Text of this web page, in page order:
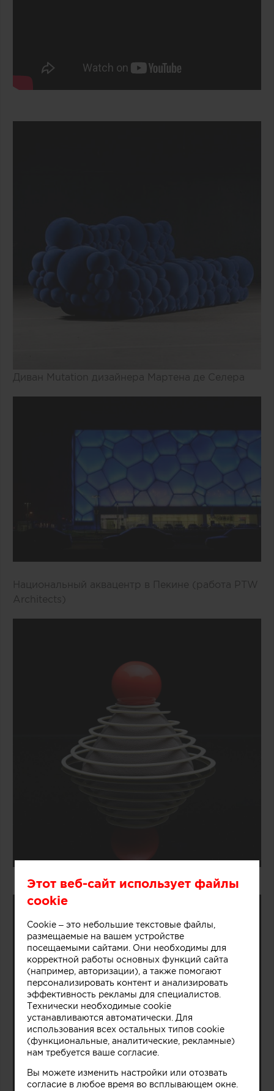
Диван Mutation дизайнера Мартена де Селера
Национальный аквацентр в Пекине (работа PTW
Architects)
Этот веб-сайт использует файлы
cookie
Cookie – это небольшие текстовые файлы,
размещаемые на вашем устройстве
посещаемыми сайтами. Они необходимы для
корректной работы основных функций сайта
(например, авторизации), а также помогают
персонализировать контент и анализировать
эффективность рекламы для специалистов.
Технически необходимые cookie
устанавливаются автоматически. Для
использования всех остальных типов cookie
(функциональные, аналитические, рекламные)
нам требуется ваше согласие.
Вы можете изменить настройки или отозвать
согласие в любое время во всплывающем окне.